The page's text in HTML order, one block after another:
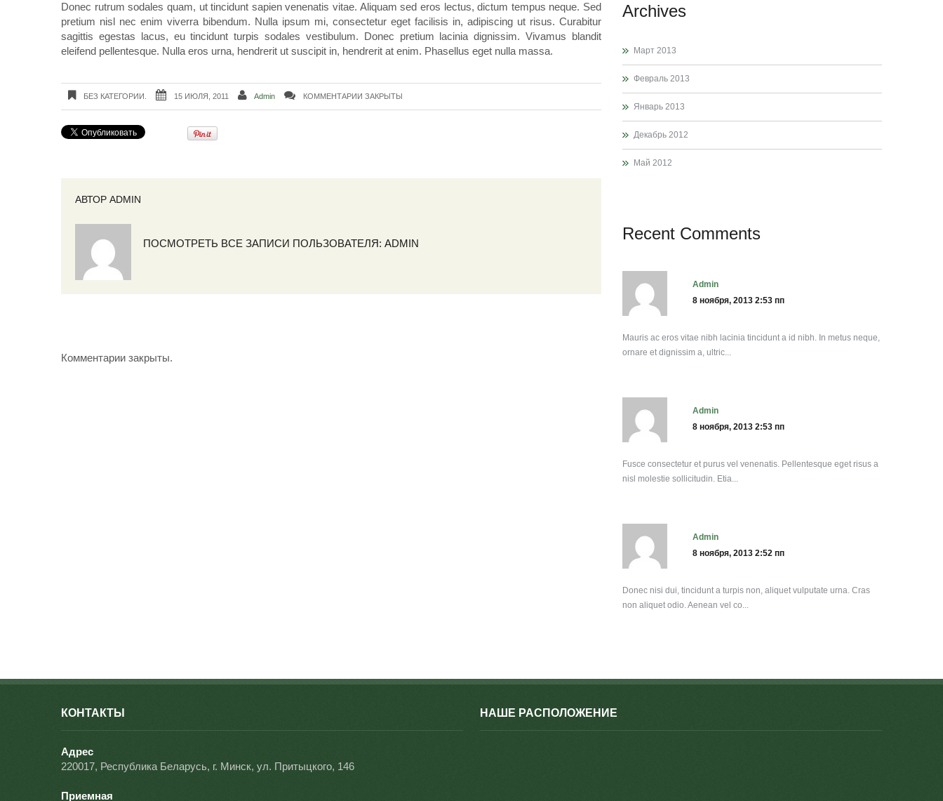
Donec rutrum sodales quam, ut tincidunt sapien venenatis vitae. Aliquam sed eros lectus, dictum tempus neque. Sed
pretium nisl nec enim viverra bibendum. Nulla ipsum mi, consectetur eget facilisis in, adipiscing ut risus. Curabitur
sagittis egestas lacus, eu tincidunt turpis sodales vestibulum. Donec pretium lacinia dignissim. Vivamus blandit
eleifend pellentesque. Nulla eros urna, hendrerit ut suscipit in, hendrerit at enim. Phasellus eget nulla massa.
БЕЗ КАТЕГОРИИ. 15 ИЮЛЯ, 2011 Admin КОММЕНТАРИИ ЗАКРЫТЫ
АВТОР ADMIN
ПОСМОТРЕТЬ ВСЕ ЗАПИСИ ПОЛЬЗОВАТЕЛЯ: ADMIN
Комментарии закрыты.
Archives
Март 2013
Февраль 2013
Январь 2013
Декабрь 2012
Май 2012
Recent Comments
admin
8 ноября, 2013 2:53 пп
Mauris ac eros vitae nibh lacinia tincidunt a id nibh. In metus neque,
ornare et dignissim a, ultric...
admin
8 ноября, 2013 2:53 пп
Fusce consectetur et purus vel venenatis. Pellentesque eget risus a
nisl molestie sollicitudin. Etia...
admin
8 ноября, 2013 2:52 пп
Donec nisi dui, tincidunt a turpis non, aliquet vulputate urna. Cras
non aliquet odio. Aenean vel co...
КОНТАКТЫ
Адрес
220017, Республика Беларусь, г. Минск, ул. Притыцкого, 146
Приемная
НАШЕ РАСПОЛОЖЕНИЕ